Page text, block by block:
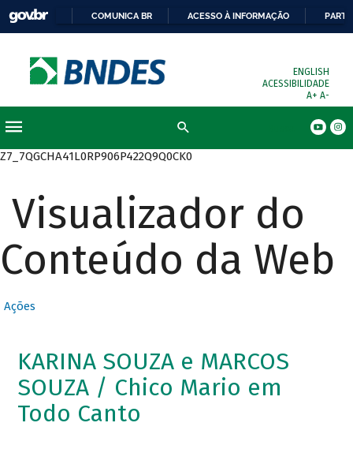
COMUNICA BR ACESSO À INFORMAÇÃO
ENGLISH
ACESSIBILIDADE
A+ A-
Z7_7QGCHA41L0RP906P422Q9Q0CK0
Visualizador do
Conteúdo da Web
Ações
KARINA SOUZA e MARCOS
SOUZA / Chico Mario em
Todo Canto